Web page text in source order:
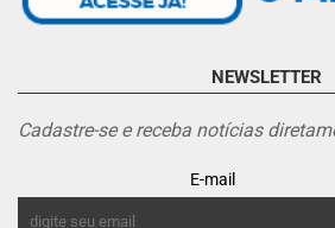
NEWSLETTER
Cadastre-se e receba notícias
E-mail